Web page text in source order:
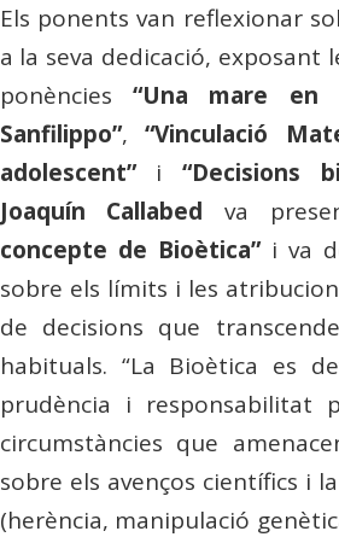
Els ponents van reflexionar
a la seva dedicació, exposant
ponències“Una mare en
Sanfilippo”,“Vinculació
adolescent”i “Decisions
Joaquín Callabed va
concepte de Bioètica”i va
sobre els límits i les
de decisions que
habituals. “La Bioètica es
prudència i responsabilitat
circumstàncies que
sobre els avenços científics i
(herència, manipulació